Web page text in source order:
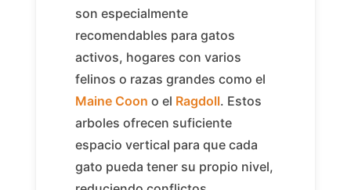
son especialmente
recomendables para gatos
activos, hogares con varios
felinos o razas grandes como el
Maine Coon o el Ragdoll. Estos
arboles ofrecen suficiente
espacio vertical para que cada
gato pueda tener su propio nivel,